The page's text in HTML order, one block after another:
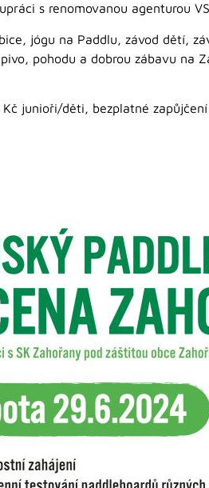
s renomovanou agenturou
jógu na Paddlu, závod dětí,
pohodu a dobrou zábavu na
junioři/děti, bezplatné